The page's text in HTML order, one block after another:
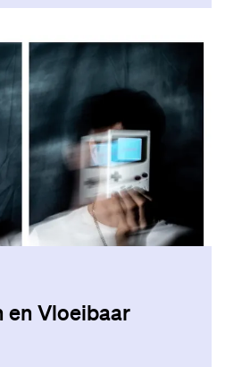
en Vloeibaar